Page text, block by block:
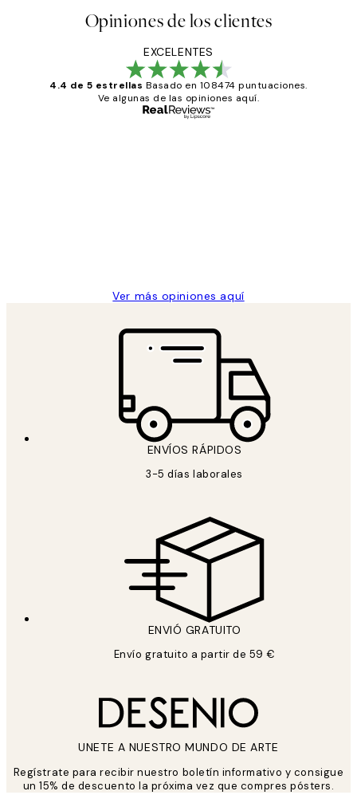
Opiniones de los clientes
EXCELENTES
4.4 de 5 estrellas Basado en 108474 puntuaciones.
Ve algunas de las opiniones aquí.
Ver más opiniones aquí
ENVÍOS RÁPIDOS
3-5 días laborales
ENVIÓ GRATUITO
Envío gratuito a partir de 59 €
UNETE A NUESTRO MUNDO DE ARTE
Regístrate para recibir nuestro boletín informativo y consigue
un 15% de descuento la próxima vez que compres pósters.